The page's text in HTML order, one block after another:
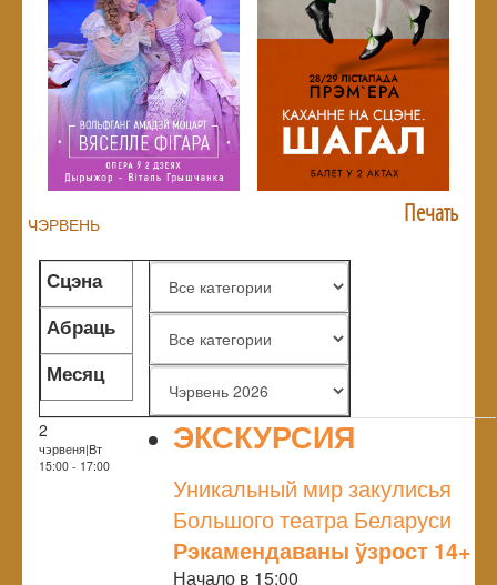
ЧЭРВЕНЬ
Сцэна
Абраць
жанр
Месяц
Печать
2
чэрвеня|Вт
15:00 - 17:00
ЭКСКУРСИЯ
Уникальный мир закулисья
Большого театра Беларуси
Рэкамендаваны ўзрост 14+
Начало в 15:00